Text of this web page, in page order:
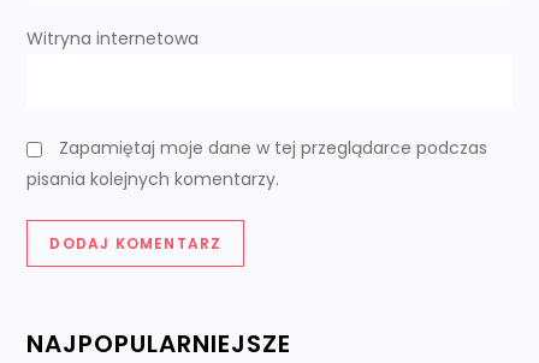
Witryna internetowa
Zapamiętaj moje dane w tej przeglądarce podczas
pisania kolejnych komentarzy.
NAJPOPULARNIEJSZE